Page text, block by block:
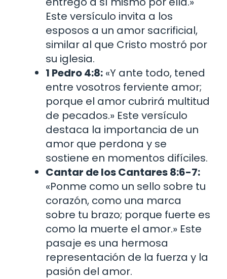
Este versículo invita a los
esposos a un amor sacrificial,
similar al que Cristo mostró por
su iglesia.
1 Pedro 4:8: «Y ante todo, tened
entre vosotros ferviente amor;
porque el amor cubrirá multitud
de pecados.» Este versículo
destaca la importancia de un
amor que perdona y se
sostiene en momentos difíciles.
Cantar de los Cantares 8:6-7:
«Ponme como un sello sobre tu
corazón, como una marca
sobre tu brazo; porque fuerte es
como la muerte el amor.» Este
pasaje es una hermosa
representación de la fuerza y la
pasión del amor.